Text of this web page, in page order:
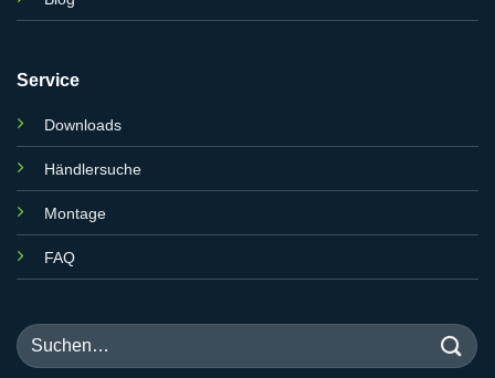
Service
Downloads
Händlersuche
Montage
FAQ
Suchen
nach: